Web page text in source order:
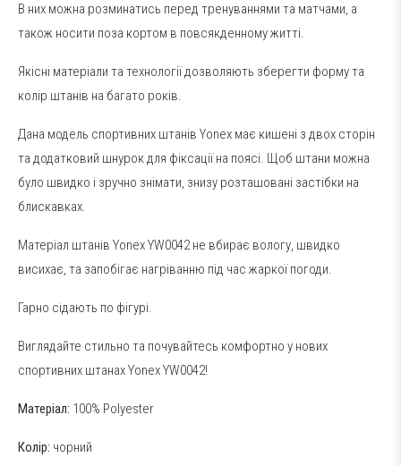
В них можна розминатись перед тренуваннями та матчами, а
також носити поза кортом в повсякденному житті.
Якісні матеріали та технології дозволяють зберегти форму та
колір штанів на багато років.
Дана модель спортивних штанів Yonex має кишені з двох сторін
та додатковий шнурок для фіксації на поясі. Щоб штани можна
було швидко і зручно знімати, знизу розташовані застібки на
блискавках.
Матеріал штанів Yonex YW0042 не вбирає вологу, швидко
висихає, та запобігає нагріванню під час жаркої погоди.
Гарно сідають по фігурі.
Виглядайте стильно та почувайтесь комфортно у нових
спортивних штанах Yonex YW0042!
Матеріал: 100% Polyester
Колір: чорний